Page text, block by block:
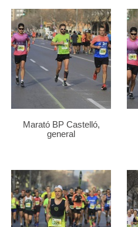
Marató BP Castelló,
general